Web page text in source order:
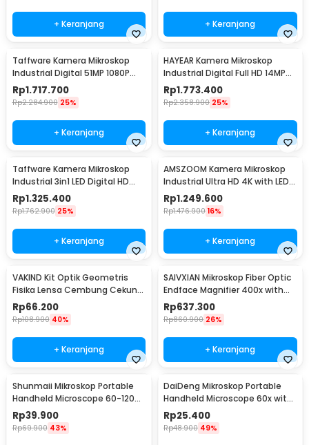
+ Keranjang + Keranjang
Taffware Kamera Mikroskop
Industrial Digital 51MP 1080P
150X LED USB - MIC-213
Rp1.717.700
Rp2.284.900 25%
+ Keranjang
HAYEAR Kamera Mikroskop
Industrial Digital Full HD 14MP
1080P - HY60
Rp1.773.400
Rp2.358.900 25%
+ Keranjang
Taffware Kamera Mikroskop
Industrial 3in1 LED Digital HD
Lens 13MP - YZ130
Rp1.325.400
Rp1.762.900 25%
+ Keranjang
AMSZOOM Kamera Mikroskop
Industrial Ultra HD 4K with LED
Light - AZ4
Rp1.249.600
Rp1.476.900 16%
+ Keranjang
VAKIND Kit Optik Geometris
Fisika Lensa Cembung Cekung
Kotak Laser - GX-5002
Rp66.200
Rp108.900 40%
+ Keranjang
SAIVXIAN Mikroskop Fiber Optic
Endface Magnifier 400x with
Adapter - OL-400
Rp637.300
Rp860.900 26%
+ Keranjang
Shunmaii Mikroskop Portable
Handheld Microscope 60-120X
with LED - SH-60
Rp39.900
Rp69.900 43%
DaiDeng Mikroskop Portable
Handheld Microscope 60x with
LED - 9595
Rp25.400
Rp48.900 49%